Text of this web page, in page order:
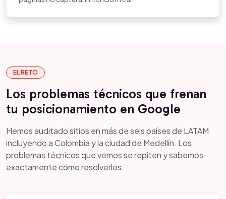
EL RETO
Los problemas técnicos que frenan
tu posicionamiento en Google
Hemos auditado sitios en más de seis países de LATAM
incluyendo a Colombia y la ciudad de Medellín. Los
problemas técnicos que vemos se repiten y sabemos
exactamente cómo resolverlos.